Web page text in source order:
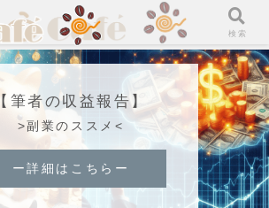
【筆者の収益報告】
>副業のススメ<
ー詳細はこちらー
検索